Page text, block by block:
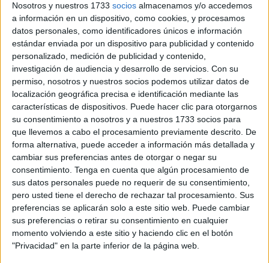
Nosotros y nuestros 1733 socios almacenamos y/o accedemos
a información en un dispositivo, como cookies, y procesamos
datos personales, como identificadores únicos e información
estándar enviada por un dispositivo para publicidad y contenido
personalizado, medición de publicidad y contenido,
investigación de audiencia y desarrollo de servicios. Con su
permiso, nosotros y nuestros socios podemos utilizar datos de
localización geográfica precisa e identificación mediante las
características de dispositivos. Puede hacer clic para otorgarnos
su consentimiento a nosotros y a nuestros 1733 socios para
que llevemos a cabo el procesamiento previamente descrito. De
forma alternativa, puede acceder a información más detallada y
cambiar sus preferencias antes de otorgar o negar su
consentimiento. Tenga en cuenta que algún procesamiento de
sus datos personales puede no requerir de su consentimiento,
pero usted tiene el derecho de rechazar tal procesamiento. Sus
preferencias se aplicarán solo a este sitio web. Puede cambiar
sus preferencias o retirar su consentimiento en cualquier
momento volviendo a este sitio y haciendo clic en el botón
"Privacidad" en la parte inferior de la página web.
Archivo
ElHospital Universitariode Ceuta cuenta con seis
intensivistas, según explica el Gobierno de España,
mientras queVox, que preguntó al Ejecutivo por ello,
asegura que "la realidad es que hay cuatro y pronto serán
sólo tres".
Este asunto ha sido un nuevo punto de discordia entre Vox
y el Gobierno, que "ha hecho patente su desconocimiento
sobre la situación sanitaria en Ceuta al responder que en
el Hospital Universitario hay seis intensivistas cuando la
realidad es que, a pesar de que hay seis plazas en
plantilla, sólo cuatro de estos especialistas están
disponibles, y uno de ellos está pendiente de trasladarse a